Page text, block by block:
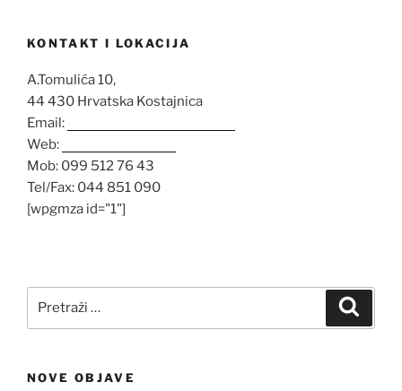
KONTAKT I LOKACIJA
A.Tomulića 10,
44 430 Hrvatska Kostajnica
Email:
Web:
Mob: 099 512 76 43
Tel/Fax: 044 851 090
[wpgmza id="1"]
NOVE OBJAVE